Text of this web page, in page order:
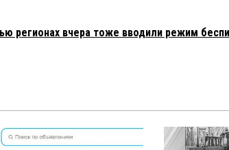
регионах вчера тоже вводили режим